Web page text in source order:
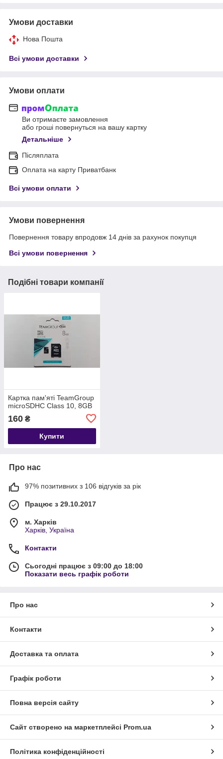
Умови доставки
Нова Пошта
Всі умови доставки
Умови оплати
Ви отримаєте замовлення
або гроші повернуться на вашу картку
Детальніше
Післяплата
Оплата на карту Приватбанк
Всі умови оплати
Умови повернення
Повернення товару впродовж 14 днів за рахунок покупця
Всі умови повернення
Подібні товари компанії
Картка пам'яті TeamGroup
microSDHC Class 10, 8GB
160 ₴
Купити
Про нас
97% позитивних з 106 відгуків за рік
Працює з 29.10.2017
м. Харків
Харків, Україна
Контакти
Сьогодні працює з 09:00 до 18:00
Показати весь графік роботи
Про нас
Контакти
Доставка та оплата
Графік роботи
Повна версія сайту
Сайт створено на маркетплейсі Prom.ua
Політика конфіденційності